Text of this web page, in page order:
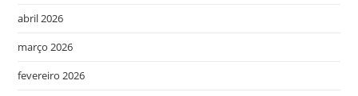
abril 2026
março 2026
fevereiro 2026